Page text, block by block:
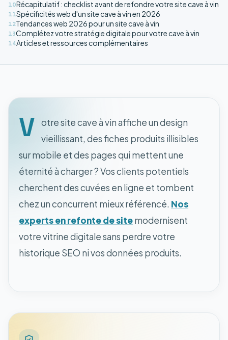
10Récapitulatif : checklist avant de refondre votre site cave à vin
11 Spécificités web d'un site cave à vin en 2026
12Tendances web 2026 pour un site cave à vin
13Complétez votre stratégie digitale pour votre cave à vin
14Articles et ressources complémentaires
V otre site cave à vin affiche un design
vieillissant, des fiches produits illisibles
sur mobile et des pages qui mettent une
éternité à charger ? Vos clients potentiels
cherchent des cuvées en ligne et tombent
chez un concurrent mieux référencé. Nos
experts en refonte de sitemodernisent
votre vitrine digitale sans perdre votre
historique SEO ni vos données produits.